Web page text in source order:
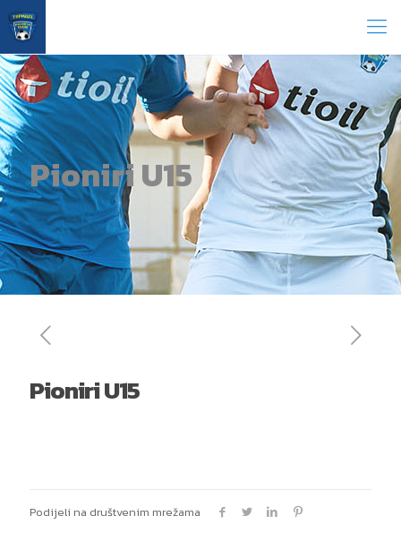
Pioniri U15
Pioniri U15
Podijeli na društvenim mrežama